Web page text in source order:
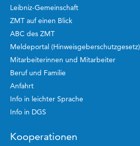
Leibniz-Gemeinschaft
ZMT auf einen Blick
ABC des ZMT
Meldeportal (Hinweisgeberschutzgesetz)
Mitarbeiterinnen und Mitarbeiter
Beruf und Familie
Anfahrt
Info in leichter Sprache
Info in DGS
Kooperationen